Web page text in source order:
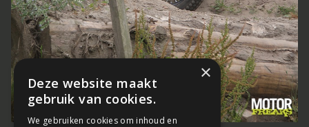
×
Deze website maakt
gebruik van cookies.
We gebruiken cookies om inhoud en